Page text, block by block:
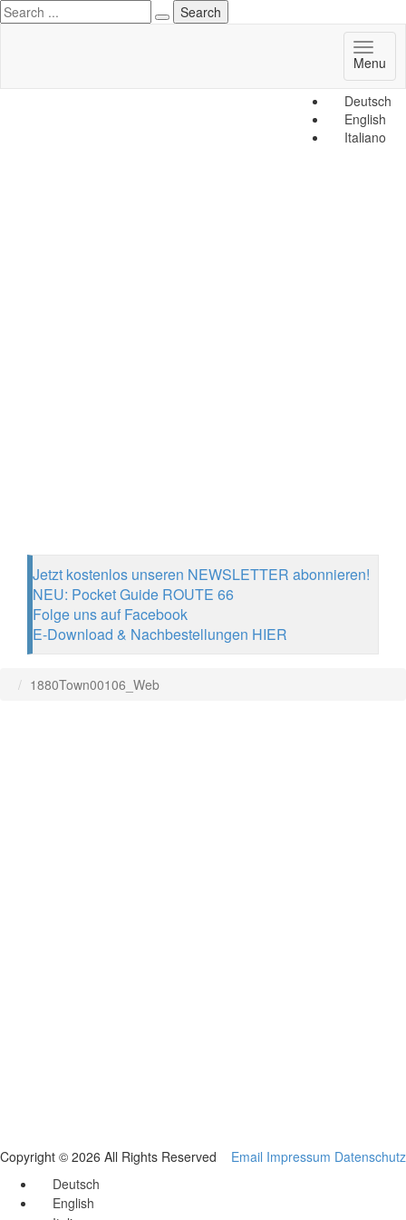
Deutsch
English
Italiano
Menu
Jetzt kostenlos unseren NEWSLETTER abonnieren!
NEU: Pocket Guide ROUTE 66
Folge uns auf Facebook
E-Download & Nachbestellungen HIER
1880Town00106_Web
Copyright © 2026 All Rights Reserved Email Impressum Datenschutz
Deutsch
English